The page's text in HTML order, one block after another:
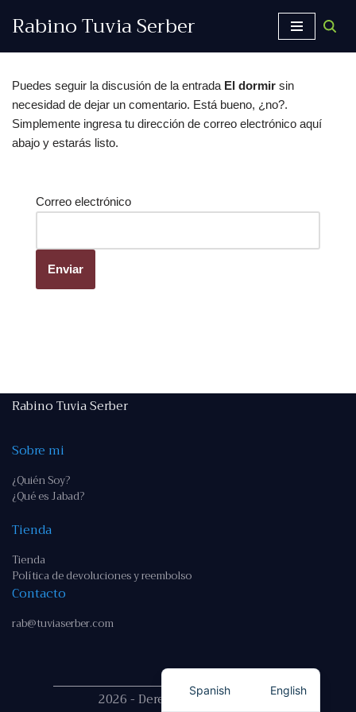
contenido
Rabino Tuvia Serber
Puedes seguir la discusión de la entrada El dormir sin
necesidad de dejar un comentario. Está bueno, ¿no?.
Simplemente ingresa tu dirección de correo electrónico aquí
abajo y estarás listo.
Correo electrónico
Rabino Tuvia Serber
Sobre mi
¿Quién Soy?
¿Qué es Jabad?
Tienda
Tienda
Política de devoluciones y reembolso
Contacto
rab@tuviaserber.com
2026 - Derechos reservados
Spanish English